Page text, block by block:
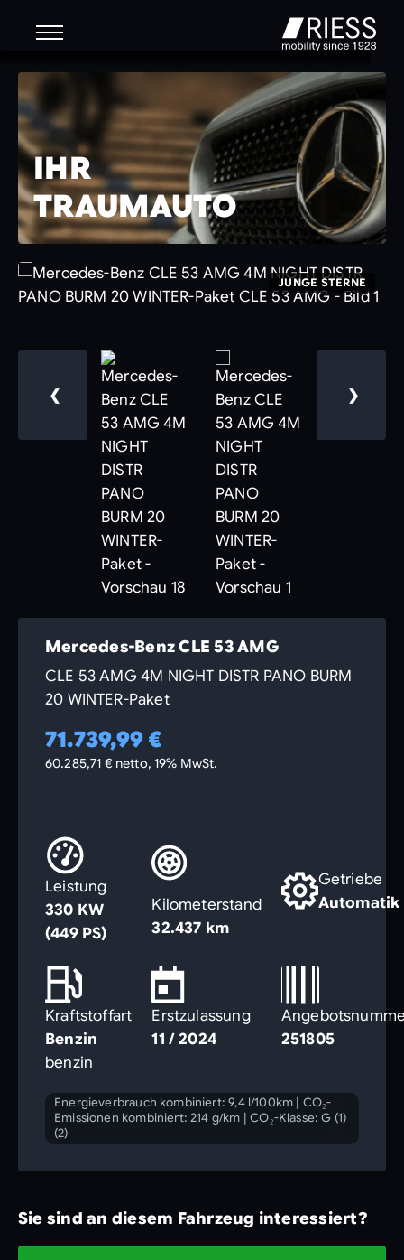
IHR
TRAUMAUTO
JUNGE STERNE
❮ ❯
Mercedes-Benz CLE 53 AMG
CLE 53 AMG 4M NIGHT DISTR PANO BURM
20 WINTER-Paket
71.739,99 €
60.285,71 € netto, 19% MwSt.
Leistung
330 KW
(449 PS)
Kilometerstand
32.437 km
Getriebe
Automatik
Kraftstoffart
Benzin
Erstzulassung
11 / 2024
251805
benzin
Energieverbrauch kombiniert: 9,4 l/100km | CO₂-
Emissionen kombiniert: 214 g/km |CO₂-Klasse: G (1)
(2)
Sie sind an diesem Fahrzeug interessiert?